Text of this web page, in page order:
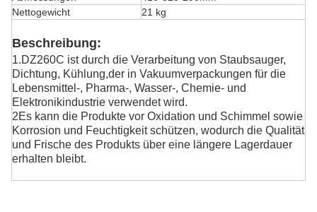
Nettogewicht
21 kg
Beschreibung:
1.DZ260C ist durch die Verarbeitung von Staubsauger,
Dichtung, Kühlung,der in Vakuumverpackungen für die
Lebensmittel-, Pharma-, Wasser-, Chemie- und
Elektronikindustrie verwendet wird.
2Es kann die Produkte vor Oxidation und Schimmel sowie
Korrosion und Feuchtigkeit schützen, wodurch die Qualität
und Frische des Produkts über eine längere Lagerdauer
erhalten bleibt.